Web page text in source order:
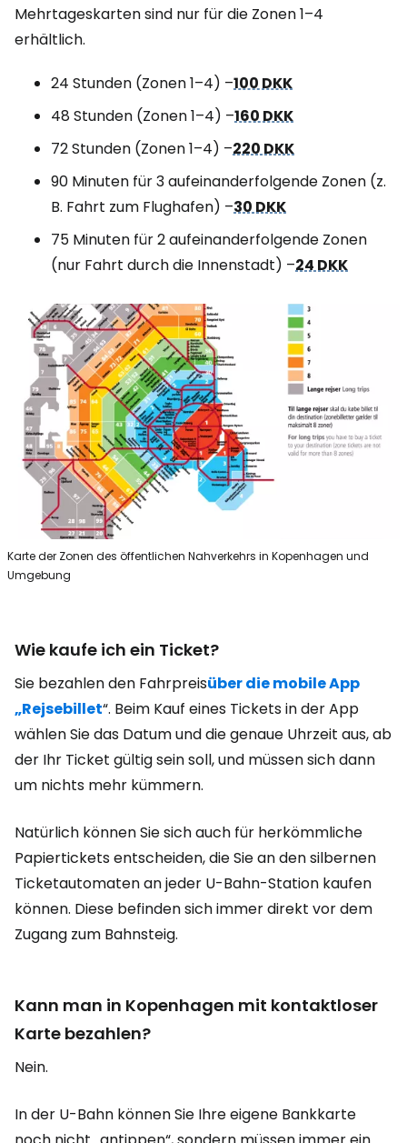
Mehrtageskarten sind nur für die Zonen 1–4
erhältlich.
24 Stunden (Zonen 1–4) –100 DKK
48 Stunden (Zonen 1–4) –160 DKK
72 Stunden (Zonen 1–4) –220 DKK
90 Minuten für 3 aufeinanderfolgende Zonen (z.
B. Fahrt zum Flughafen) –30 DKK
75 Minuten für 2 aufeinanderfolgende Zonen
(nur Fahrt durch die Innenstadt) –24 DKK
Karte der Zonen des öffentlichen Nahverkehrs in Kopenhagen und
Umgebung
Wie kaufe ich ein Ticket?
Sie bezahlen den Fahrpreisüber die mobile App
„Rejsebillet“. Beim Kauf eines Tickets in der App
wählen Sie das Datum und die genaue Uhrzeit aus, ab
der Ihr Ticket gültig sein soll, und müssen sich dann
um nichts mehr kümmern.
Natürlich können Sie sich auch für herkömmliche
Papiertickets entscheiden, die Sie an den silbernen
Ticketautomaten an jeder U-Bahn-Station kaufen
können. Diese befinden sich immer direkt vor dem
Zugang zum Bahnsteig.
Kann man in Kopenhagen mit kontaktloser
Karte bezahlen?
Nein.
In der U-Bahn können Sie Ihre eigene Bankkarte